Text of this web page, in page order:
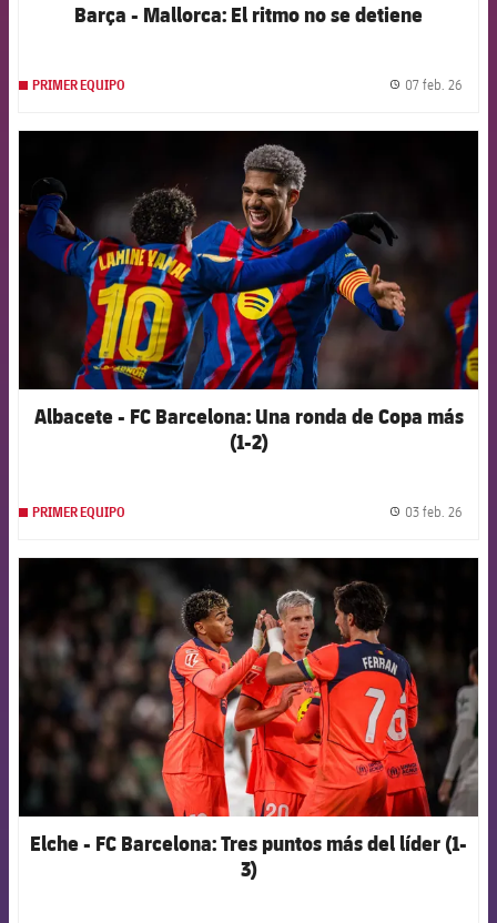
Barça - Mallorca: El ritmo no se detiene
PRIMER EQUIPO 07 feb. 26
FCB Barcelona badge
Albacete - FC Barcelona: Una ronda de Copa más
(1-2)
PRIMER EQUIPO 03 feb. 26
FCB Barcelona badge
Elche - FC Barcelona: Tres puntos más del líder (1-
3)